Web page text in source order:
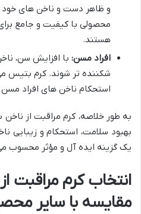
و ظاهر دست و ناخن های
محصولی با کیفیت و جامع
هستند.
افراد مسن: با افزایش سن،
شکننده تر شوند. کرم بتیس
استحکام ناخن های افراد
به طور خلاصه، کرم مراقبت از
بهبود سلامت، استحکام و
یک گزینه ایده آل و مؤثر محسوب
انتخاب کرم مراقبت
مقایسه با سایر